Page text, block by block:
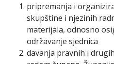
pripremanja i
skupštine i njezinih
materijala, odnosno
održavanje sjednica
davanja pravnih i